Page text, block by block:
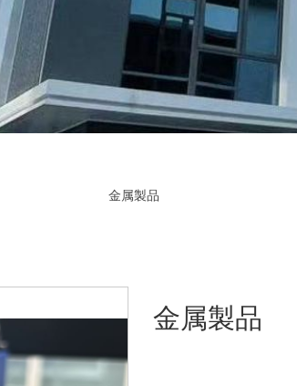
金属製品
金属製品